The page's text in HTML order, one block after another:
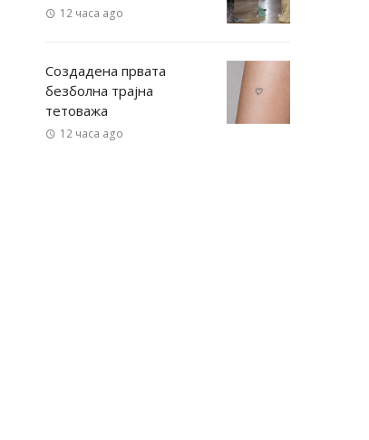
12 часа ago
Создадена првата
безболна трајна
тетоважа
12 часа ago